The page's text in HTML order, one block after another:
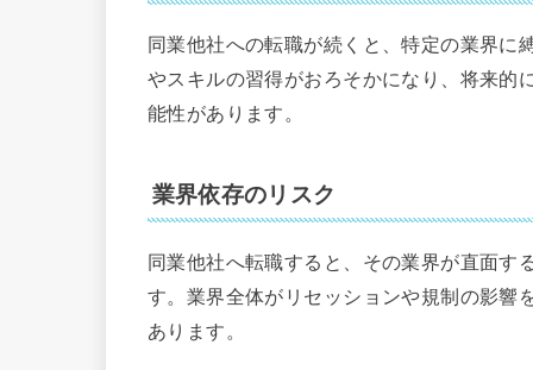
同業他社への転職が続くと、特定の業界に
やスキルの習得がおろそかになり、将来的
能性があります。
業界依存のリスク
同業他社へ転職すると、その業界が直面す
す。業界全体がリセッションや規制の影響
あります。